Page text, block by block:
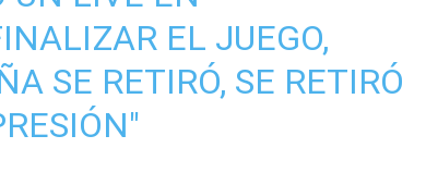
EL JUEGO,
SE RETIRÓ, SE RETIRÓ